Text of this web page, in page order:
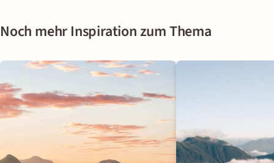
Noch mehr Inspiration zum Thema